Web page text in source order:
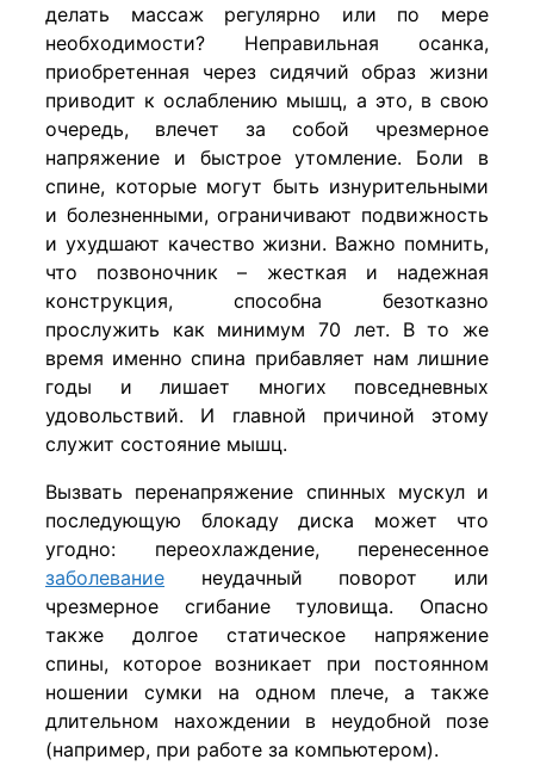
делать массаж регулярно или по мере
необходимости? Неправильная осанка,
приобретенная через сидячий образ жизни
приводит к ослаблению мышц, а это, в свою
очередь, влечет за собой чрезмерное
напряжение и быстрое утомление. Боли в
спине, которые могут быть изнурительными
и болезненными, ограничивают подвижность
и ухудшают качество жизни. Важно помнить,
что позвоночник – жесткая и надежная
конструкция, способна безотказно
прослужить как минимум 70 лет. В то же
время именно спина прибавляет нам лишние
годы и лишает многих повседневных
удовольствий. И главной причиной этому
служит состояние мышц.
Вызвать перенапряжение спинных мускул и
последующую блокаду диска может что
угодно: переохлаждение, перенесенное
заболевание неудачный поворот или
чрезмерное сгибание туловища. Опасно
также долгое статическое напряжение
спины, которое возникает при постоянном
ношении сумки на одном плече, а также
длительном нахождении в неудобной позе
(например, при работе за компьютером).